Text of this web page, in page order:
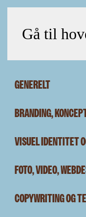
Gå til
GENERELT
BRANDING,
VISUEL IDENTITET
FOTO, VIDEO,
COPYWRITING OG